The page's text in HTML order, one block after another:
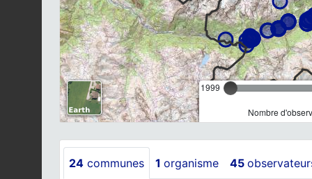
1999
Nombre
24 communes 1 organisme 45